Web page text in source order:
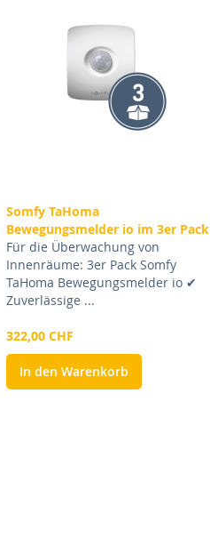
Somfy TaHoma
Bewegungsmelder io im 3er Pack
Für die Überwachung von
Innenräume: 3er Pack Somfy
TaHoma Bewegungsmelder io ✔
Zuverlässige ...
322,00 CHF
In den Warenkorb